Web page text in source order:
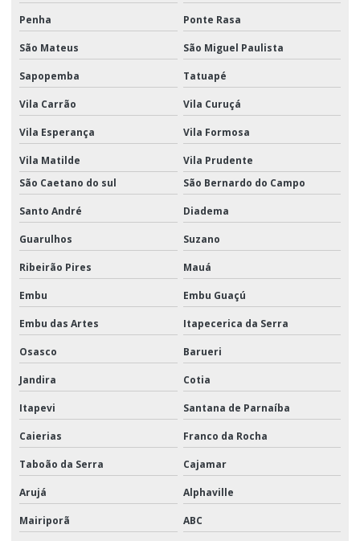
Penha Ponte Rasa
São Mateus São Miguel Paulista
Sapopemba Tatuapé
Vila Carrão Vila Curuçá
Vila Esperança Vila Formosa
Vila Matilde
Vila Prudente
São Caetano do sul
São Bernardo do Campo
Santo André Diadema
Guarulhos Suzano
Ribeirão Pires Mauá
Embu Embu Guaçú
Embu das Artes Itapecerica da Serra
Osasco Barueri
Jandira Cotia
Itapevi Santana de Parnaíba
Caierias Franco da Rocha
Taboão da Serra Cajamar
Arujá Alphaville
Mairiporã ABC